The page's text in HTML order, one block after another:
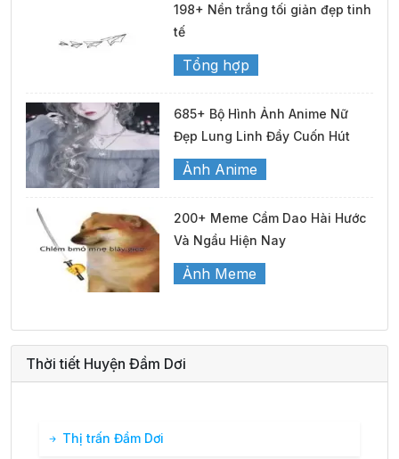
198+ Nền trắng tối giản đẹp tinh
tế
Tổng hợp
685+ Bộ Hình Ảnh Anime Nữ
Đẹp Lung Linh Đầy Cuốn Hút
Ảnh Anime
200+ Meme Cầm Dao Hài Hước
Và Ngầu Hiện Nay
Ảnh Meme
Thời tiết Huyện Đầm Dơi
Thị trấn Đầm Dơi